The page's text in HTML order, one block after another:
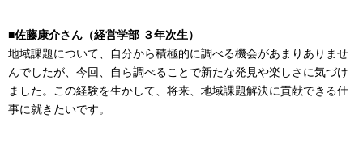
■佐藤康介さん（経営学部 ３年次生）
地域課題について、自分から積極的に調べる機会があまりありませ
んでしたが、今回、自ら調べることで新たな発見や楽しさに気づけ
ました。この経験を生かして、将来、地域課題解決に貢献できる仕
事に就きたいです。